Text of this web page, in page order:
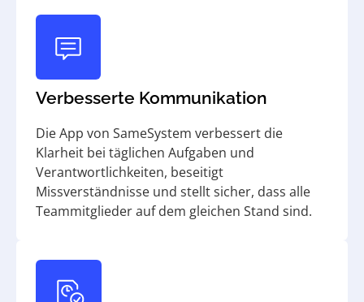
Verbesserte Kommunikation
Die App von SameSystem verbessert die
Klarheit bei täglichen Aufgaben und
Verantwortlichkeiten, beseitigt
Missverständnisse und stellt sicher, dass alle
Teammitglieder auf dem gleichen Stand sind.